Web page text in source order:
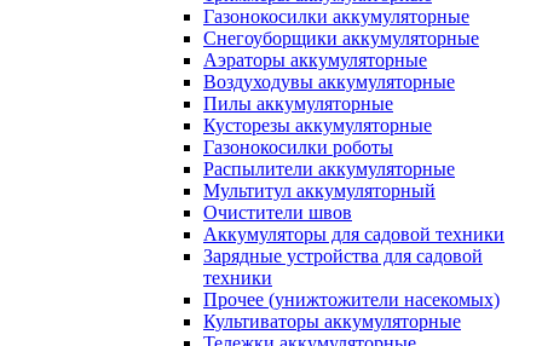
Газонокосилки аккумуляторные
Снегоуборщики аккумуляторные
Аэраторы аккумуляторные
Воздуходувы аккумуляторные
Пилы аккумуляторные
Кусторезы аккумуляторные
Газонокосилки роботы
Распылители аккумуляторные
Мультитул аккумуляторный
Очистители швов
Аккумуляторы для садовой техники
Зарядные устройства для садовой
техники
Прочее (унижтожители насекомых)
Культиваторы аккумуляторные